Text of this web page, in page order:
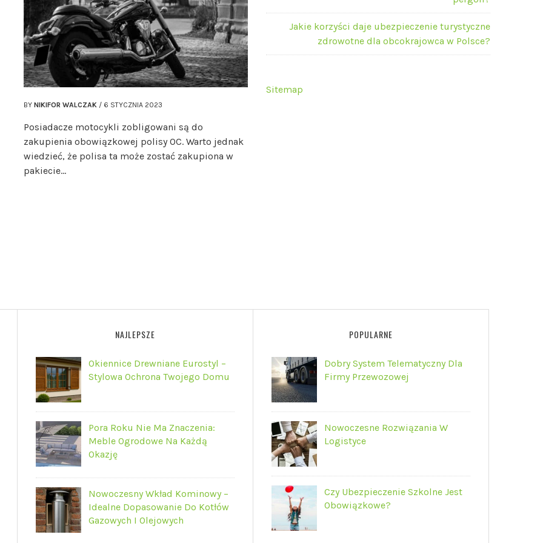
BY NIKIFOR WALCZAK / 6 STYCZNIA 2023
Posiadacze motocykli zobligowani są do
zakupienia obowiązkowej polisy OC. Warto jednak
wiedzieć, że polisa ta może zostać zakupiona w
pakiecie…
Jakie korzyści daje ubezpieczenie turystyczne
zdrowotne dla obcokrajowca w Polsce?
Sitemap
NAJLEPSZE
Okiennice Drewniane Eurostyl –
Stylowa Ochrona Twojego Domu
Pora Roku Nie Ma Znaczenia:
Meble Ogrodowe Na Każdą
Okazję
Nowoczesny Wkład Kominowy –
Idealne Dopasowanie Do Kotłów
Gazowych I Olejowych
POPULARNE
Dobry System Telematyczny Dla
Firmy Przewozowej
Nowoczesne Rozwiązania W
Logistyce
Czy Ubezpieczenie Szkolne Jest
Obowiązkowe?